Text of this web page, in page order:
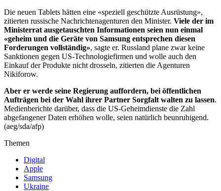
Die neuen Tablets hätten eine «speziell geschützte Ausrüstung»,
zitierten russische Nachrichtenagenturen den Minister. Viele der im
Ministerrat ausgetauschten Informationen seien nun einmal
«geheim und die Geräte von Samsung entsprechen diesen
Forderungen vollständig», sagte er. Russland plane zwar keine
Sanktionen gegen US-Technologiefirmen und wolle auch den
Einkauf der Produkte nicht drosseln, zitierten die Agenturen
Nikiforow.
Aber er werde seine Regierung auffordern, bei öffentlichen
Aufträgen bei der Wahl ihrer Partner Sorgfalt walten zu lassen.
Medienberichte darüber, dass die US-Geheimdienste die Zahl
abgefangener Daten erhöhen wolle, seien natürlich beunruhigend.
(aeg/sda/afp)
Themen
Digital
Apple
Samsung
Ukraine